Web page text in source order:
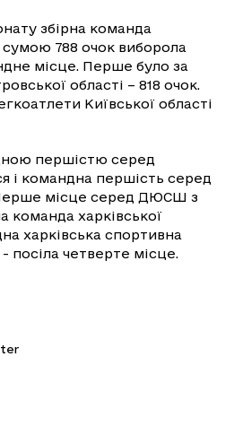
збірна команда
сумою 788 очок виборола
місце. Перше було за
області – 818 очок.
Київської області
першістю серед
і командна першість серед
місце серед ДЮСШ з
команда харківської
харківська спортивна
четверте місце.